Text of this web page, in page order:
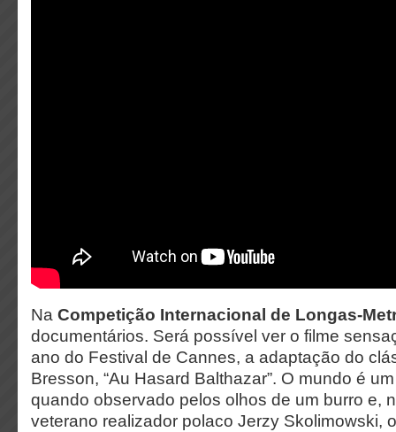
Na Competição Internacional de Longas-
documentários. Será possível ver o filme
ano do Festival de Cannes, a adaptação do
Bresson, “Au Hasard Balthazar”. O mundo é
quando observado pelos olhos de um burro e,
veterano realizador polaco Jerzy Skolimowski,